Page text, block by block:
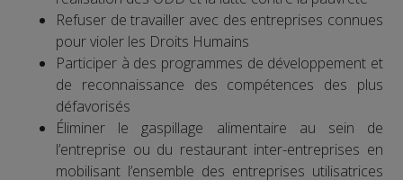
Refuser de travailler avec des entreprises connues
pour violer les Droits Humains
Participer à des programmes de développement et
de reconnaissance des compétences des plus
défavorisés
Éliminer le gaspillage alimentaire au sein de
l’entreprise ou du restaurant inter-entreprises en
mobilisant l’ensemble des entreprises utilisatrices